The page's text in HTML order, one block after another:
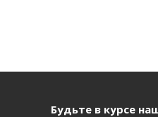
Будьте в курсе